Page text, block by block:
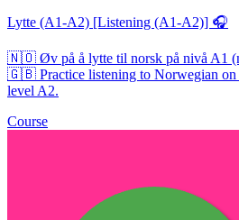
Lytte (A1-A2) [Listening (A1-A2)] 🎧
🇳🇴 Øv på å lytte til norsk på nivå A1
🇬🇧 Practice listening to Norwegian on
level A2.
Course